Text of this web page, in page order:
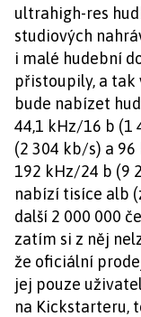
ultrahigh-res
studiových
i malé hudební
přistoupily, a tak
bude nabízet
44,1 kHz/16 b (1
(2 304 kb/s) a
192 kHz/24 b (9
nabízí tisíce alb
další 2 000 000
zatím si z něj
že oficiální
jej pouze
na Kickstarteru,